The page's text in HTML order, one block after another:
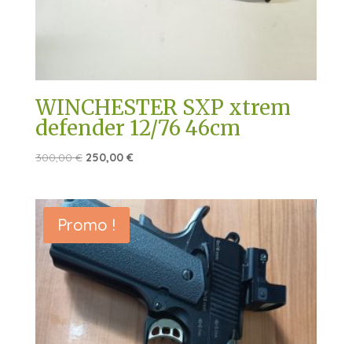
WINCHESTER SXP xtrem
defender 12/76 46cm
300,00€ Le
était :
300,00 €.
250,00 €Le
est :
250,00 €.
Promo !